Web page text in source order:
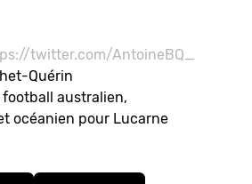
Quérin
australien,
océanien pour Lucarne